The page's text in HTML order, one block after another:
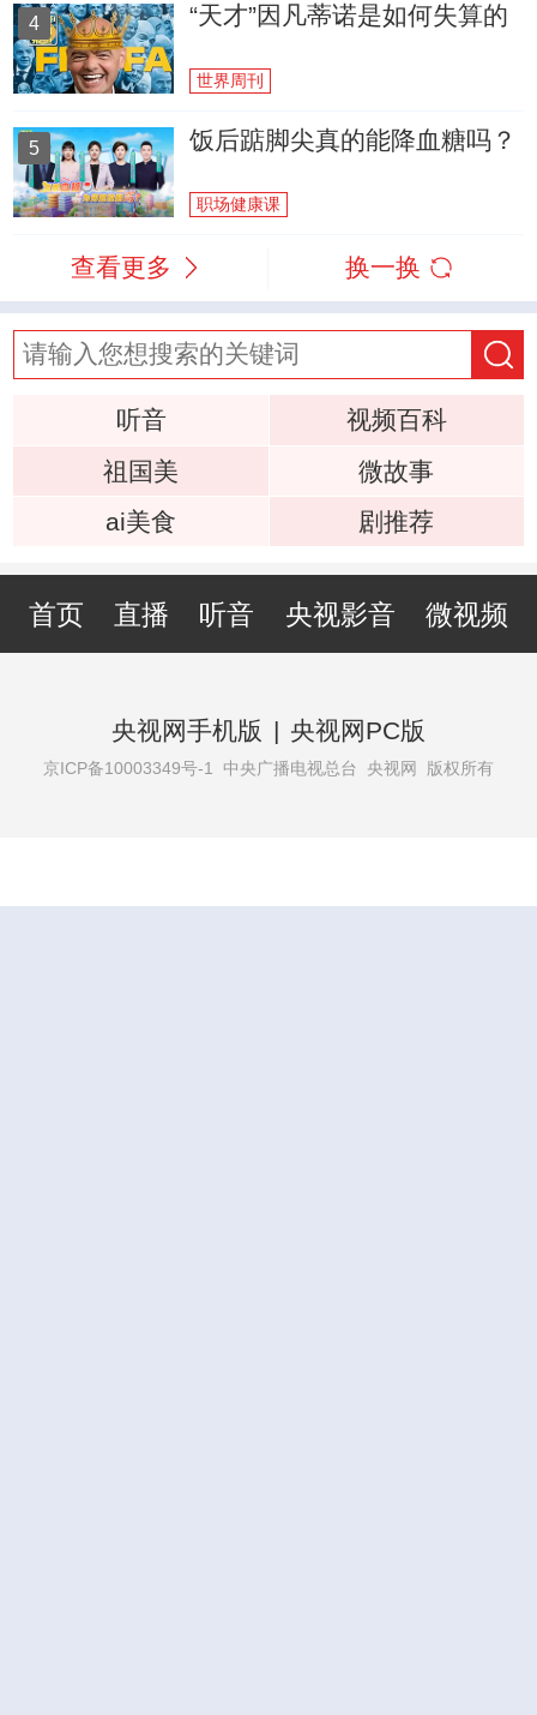
4 “天才”因凡蒂诺是如何失算的
世界周刊
5 饭后踮脚尖真的能降血糖吗？
职场健康课
查看更多 换一换
听音
视频百科
祖国美
微故事
ai美食
剧推荐
首页 直播 听音 央视影音 微视频
央视网手机版 | 央视网PC版
京ICP备10003349号-1 中央广播电视总台 央视网 版权所有